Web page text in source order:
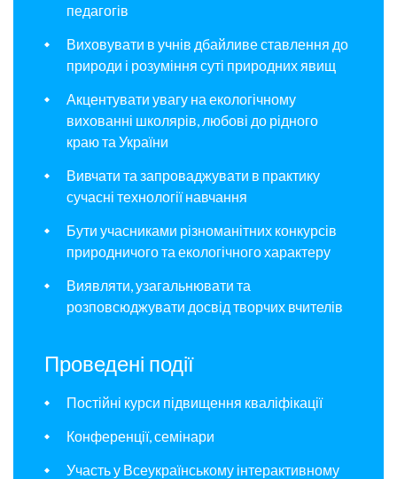
педагогів
Виховувати в учнів дбайливе ставлення до
природи і розуміння суті природних явищ
Акцентувати увагу на екологічному
вихованні школярів, любові до рідного
краю та України
Вивчати та запроваджувати в практику
сучасні технології навчання
Бути учасниками різноманітних конкурсів
природничого та екологічного характеру
Виявляти, узагальнювати та
розповсюджувати досвід творчих вчителів
Проведені події
Постійні курси підвищення кваліфікації
Конференції, семінари
Участь у Всеукраїнському інтерактивному